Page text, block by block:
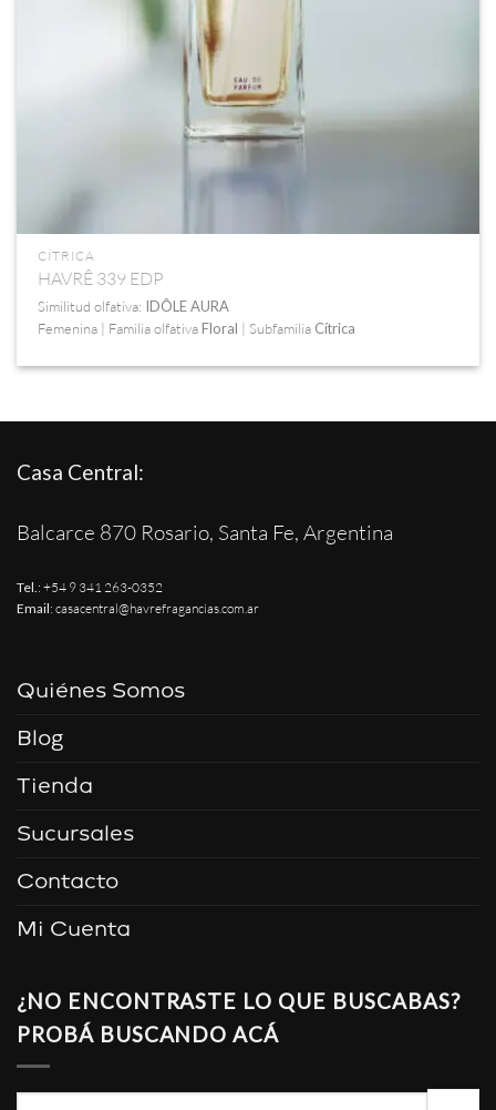
CÍTRICA
HAVRÊ 339 EDP
Similitud olfativa: IDÔLE AURA
Femenina | Familia olfativa Floral | Subfamilia Cítrica
Casa Central:
Balcarce 870 Rosario, Santa Fe, Argentina
Tel.: +54 9 341 263-0352
Email: casacentral@havrefragancias.com.ar
Quiénes Somos
Blog
Tienda
Sucursales
Contacto
Mi Cuenta
¿NO ENCONTRASTE LO QUE BUSCABAS?
PROBÁ BUSCANDO ACÁ